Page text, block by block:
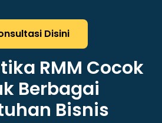
Disini
RMM Cocok
Berbagai
Bisnis